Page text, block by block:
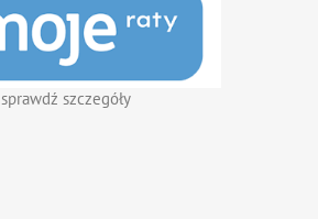
sprawdź szczegóły